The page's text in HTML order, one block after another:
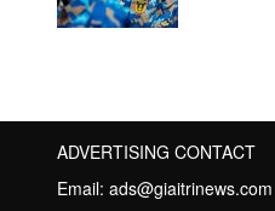
ADVERTISING CONTACT
Email: ads@giaitrinews.com